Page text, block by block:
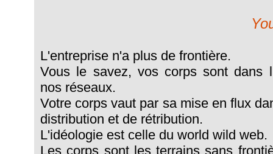
L'entreprise n'a plus de frontière.
Vous le savez, vos corps sont dans
nos réseaux.
Votre corps vaut par sa mise en flux
distribution et de rétribution.
L'idéologie est celle du world wild web.
Les corps sont les terrains sans